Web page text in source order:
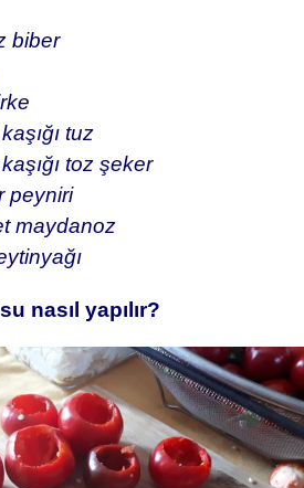
biber
tuz
toz şeker
peyniri
maydanoz
nasıl yapılır?